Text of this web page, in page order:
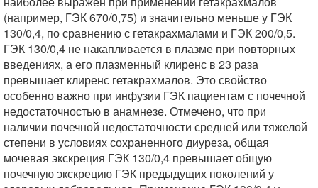
(например, ГЭК 670/0,75) и значительно меньше у ГЭК
130/0,4, по сравнению с гетакрахмалами и ГЭК 200/0,5.
ГЭК 130/0,4 не накапливается в плазме при повторных
введениях, а его плазменный клиренс в 23 раза
превышает клиренс гетакрахмалов. Это свойство
особенно важно при инфузии ГЭК пациентам с почечной
недостаточностью в анамнезе. Отмечено, что при
наличии почечной недостаточности средней или тяжелой
степени в условиях сохраненного диуреза, общая
мочевая экскреция ГЭК 130/0,4 превышает общую
почечную экскрецию ГЭК предыдущих поколений у